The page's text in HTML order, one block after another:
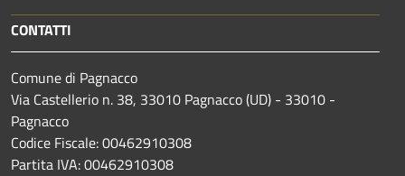
CONTATTI
Comune di Pagnacco
Via Castellerio n. 38, 33010 Pagnacco (UD) - 33010 -
Pagnacco
Codice Fiscale: 00462910308
Partita IVA: 00462910308